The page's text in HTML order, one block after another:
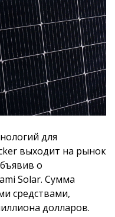
для
выходит на рынок
о
Solar. Сумма
средствами,
долларов.